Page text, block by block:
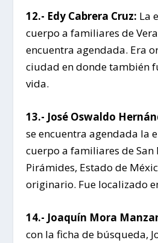
12.- Edy Cabrera Cruz: La
cuerpo a familiares de
encuentra agendada. Era
ciudad en donde también
vida.
13.- José Oswaldo
se encuentra agendada la
cuerpo a familiares de San
Pirámides, Estado de
originario. Fue localizado
14.- Joaquín Mora
con la ficha de búsqueda,